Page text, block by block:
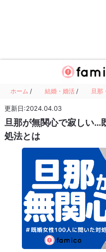
ホーム / 結婚・婚活 / 旦那
更新日:2024.04.03
旦那が無関心で寂しい…
処法とは